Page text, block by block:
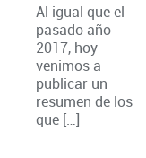
Al igual que el
pasado año
2017, hoy
venimos a
publicar un
resumen de los
que […]